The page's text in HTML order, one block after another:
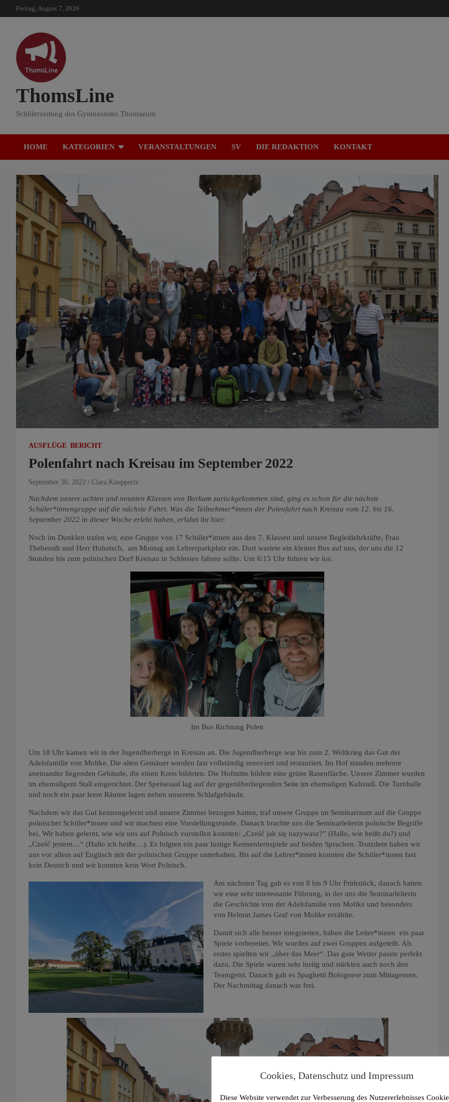
Freitag, August 7, 2026
ThomsLine
Schülerzeitung des Gymnasiums Thomaeum
HOME KATEGORIEN VERANSTALTUNGEN SV DIE REDAKTION KONTAKT
AUSFLÜGE BERICHT
Polenfahrt nach Kreisau im September 2022
September 30, 2022 Clara Knuppertz
Nachdem unsere achten und neunten Klassen von Borkum zurückgekommen sind, ging es schon für die nächste
Schüler*innengruppe auf die nächste Fahrt. Was die Teilnehmer*innen der Polenfahrt nach Kreisau vom 12. bis 16.
September 2022 in dieser Woche erlebt haben, erfahrt ihr hier:
Noch im Dunklen trafen wir, eine Gruppe von 17 Schüler*innen aus den 7. Klassen und unsere Begleitlehrkräfte, Frau
Theberath und Herr Hubatsch, am Montag am Lehrerparkplatz ein. Dort wartete ein kleiner Bus auf uns, der uns die 12
Stunden bis zum polnischen Dorf Kreisau in Schlesien fahren sollte. Um 6:15 Uhr fuhren wir los.
Im Bus Richtung Polen
Um 18 Uhr kamen wir in der Jugendherberge in Kreisau an. Die Jugendherberge war bis zum 2. Weltkrieg das Gut der
Adelsfamilie von Moltke. Die alten Gemäuer wurden fast vollständig renoviert und restauriert. Im Hof standen mehrere
aneinander liegenden Gebäude, die einen Kreis bildeten. Die Hofmitte bildete eine grüne Rasenfläche. Unsere Zimmer wurden
im ehemaligem Stall eingerichtet. Der Speisesaal lag auf der gegenüberliegenden Seite im ehemaligen Kuhstall. Die Turnhalle
und noch ein paar leere Räume lagen neben unserem Schlafgebäude.
Nachdem wir das Gut kennengelernt und unsere Zimmer bezogen hatten, traf unsere Gruppe im Seminarraum auf die Gruppe
polnischer Schüler*innen und wir machten eine Vorstellungsrunde. Danach brachte uns die Seminarleiterin polnische Begriffe
bei. Wir haben gelernt, wie wir uns auf Polnisch vorstellen konnten: „Cześć jak się nazywasz?” (Hallo, wie heißt du?) und
„Cześć jestem…“ (Hallo ich heiße…). Es folgten ein paar lustige Kennenlernspiele auf beiden Sprachen. Trotzdem haben wir
uns vor allem auf Englisch mit der polnischen Gruppe unterhalten. Bis auf die Lehrer*innen konnten die Schüler*innen fast
kein Deutsch und wir konnten kein Wort Polnisch.
Am nächsten Tag gab es von 8 bis 9 Uhr Frühstück, danach hatten
wir eine sehr interessante Führung, in der uns die Seminarleiterin
die Geschichte von der Adelsfamilie von Moltke und besonders
von Helmut James Graf von Moltke erzählte.
Damit sich alle besser integrierten, haben die Leiter*innen ein paar
Spiele vorbereitet. Wir wurden auf zwei Gruppen aufgeteilt. Als
erstes spielten wir ,,über das Meer“. Das gute Wetter passte perfekt
dazu. Die Spiele waren sehr lustig und stärkten auch noch den
Teamgeist. Danach gab es Spaghetti Bolognese zum Mittagessen.
Der Nachmittag danach war frei.
Cookies, Datenschutz und Impressum
Diese Website verwendet zur Verbesserung des Nutzererlebnisses